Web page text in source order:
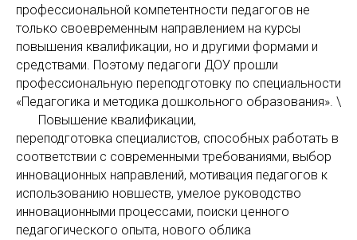
профессиональной компетентности педагогов не
только своевременным направлением на курсы
повышения квалификации, но и другими формами и
средствами. Поэтому педагоги ДОУ прошли
профессиональную переподготовку по специальности
«Педагогика и методика дошкольного образования». \
Повышение квалификации,
переподготовка специалистов, способных работать в
соответствии с современными требованиями, выбор
инновационных направлений, мотивация педагогов к
использованию новшеств, умелое руководство
инновационными процессами, поиски ценного
педагогического опыта, нового облика